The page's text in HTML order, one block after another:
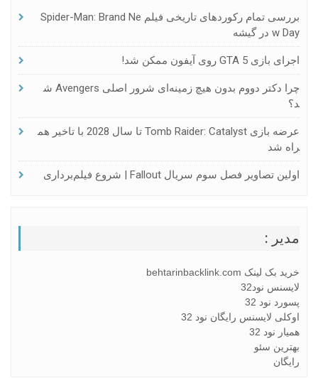
بررسی تمام رکوردهای تاریخی فیلم Spider-Man: Brand Ne
W Day در گیشه
اجرای بازی GTA 5 روی آیفون ممکن شد!
چرا دکتر دووم بدون هیچ زمینه‌ای شرور اصلی Avengers ش
د؟
عرضه بازی Tomb Raider: Catalyst تا سال 2028 با تاخیر هم
راه شد
اولین تصاویر فصل سوم سریال Fallout | شروع فیلم‌برداری
مدیر :
خرید بک لینک behtarinbacklink.com
لایسنس نود32
پسورد نود 32
اوکلی لایسنس رایگان نود 32
همیار نود 32
بهترین سئو
رایگان